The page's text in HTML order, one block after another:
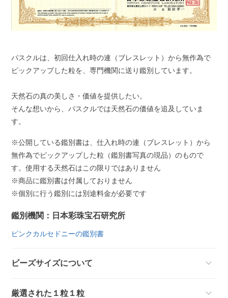
パスクルは、初回仕入れ時の連（ブレスレット）から無作為で
ピックアップした粒を、専門機関に送り鑑別しています。
天然石の真の美しさ・価値を提供したい。
そんな想いから、パスクルでは天然石の価値を追及していま
す。
※公開している鑑別書は、仕入れ時の連（ブレスレット）から
無作為でピックアップした粒（鑑別書写真の現品）のもので
す。使用する天然石はこの限りではありません
※商品に鑑別書は付属しておりません
※個別に行う鑑別には別途料金が必要です
鑑別機関：日本彩珠宝石研究所
ピンクカルセドニーの鑑別書
ビーズサイズについて
厳選された１粒１粒